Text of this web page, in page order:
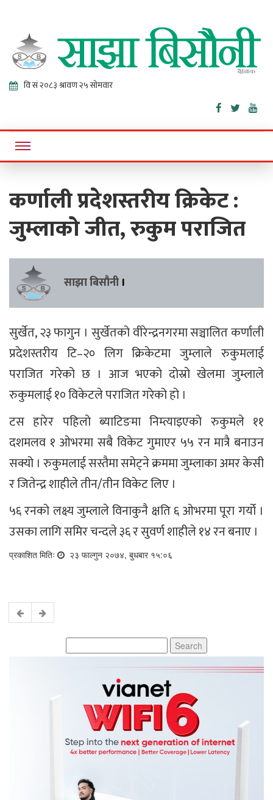
Sajha
Bisaunee
Online News Portal
कर्णाली प्रदेशस्तरीय क्रिकेट :
जुम्लाको जीत, रुकुम पराजित
साझा बिसौनी ।
सुर्खेत, २३ फागुन । सुर्खेतको वीरेन्द्रनगरमा सञ्चालित कर्णाली
प्रदेशस्तरीय टि–२० लिग क्रिकेटमा जुम्लाले रुकुमलाई
पराजित गरेको छ । आज भएको दोस्रो खेलमा जुम्लाले
रुकुमलाई १० विकेटले पराजित गरेको हो ।
टस हारेर पहिलो ब्याटिङमा निम्त्याइएको रुकुमले ११
दशमलव १ ओभरमा सबै विकेट गुमाएर ५५ रन मात्रै बनाउन
सक्यो । रुकुमलाई सस्तैमा समेट्ने क्रममा जुम्लाका अमर केसी
र जितेन्द्र शाहीले तीन/तीन विकेट लिए ।
५६ रनको लक्ष्य जुम्लाले विनाकुनै क्षति ६ ओभरमा पूरा गर्यो ।
उसका लागि समिर चन्दले ३६ र सुवर्ण शाहीले १४ रन बनाए ।
प्रकाशित मितिः २३ फाल्गुन २०७४, बुधबार १५:०६
for: